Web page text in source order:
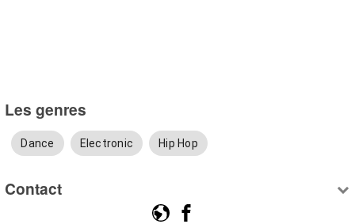
Les genres
Dance Electronic Hip Hop
Contact